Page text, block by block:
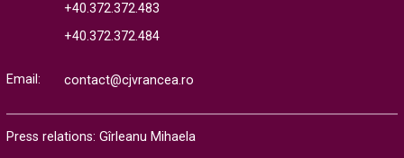
+40.372.372.483
+40.372.372.484
Email: contact@cjvrancea.ro
Press relations: Gîrleanu Mihaela